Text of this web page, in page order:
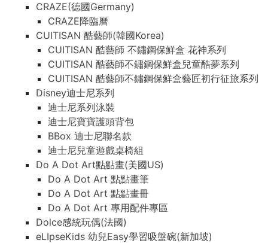
CRAZE(德國Germany)
CRAZE降臨曆
CUITISAN 酷藝師(韓國Korea)
CUITISAN 酷藝師 不鏽鋼保鮮盒 花神系列
CUITISAN 酷藝師不鏽鋼保鮮盒兒童酷夢系列
CUITISAN 酷藝師不鏽鋼保鮮盒藝匠初行征旅系列
Disney迪士尼系列
迪士尼系列泳裝
迪士尼寶寶護頭背包
BBox 迪士尼聯名款
迪士尼兒童遊戲桌椅組
Do A Dot Art點點畫(美國US)
Do A Dot Art 點點畫筆
Do A Dot Art 點點畫冊
Do A Dot Art 專用配件專區
Dolce感統玩偶(法國)
eLIpseKids 幼兒Easy學習吸盤碗(新加坡)